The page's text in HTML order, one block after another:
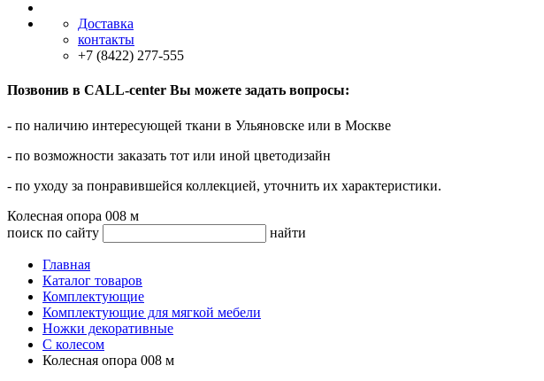
Доставка
контакты
+7 (8422) 277-555
Позвонив в CALL-center Вы можете задать вопросы:
- по наличию интересующей ткани в Ульяновске или в Москве
- по возможности заказать тот или иной цветодизайн
- по уходу за понравившейся коллекцией, уточнить их характеристики.
Колесная опора 008 м
поиск по сайту
найти
Главная
Каталог товаров
Комплектующие
Комплектующие для мягкой мебели
Ножки декоративные
С колесом
Колесная опора 008 м